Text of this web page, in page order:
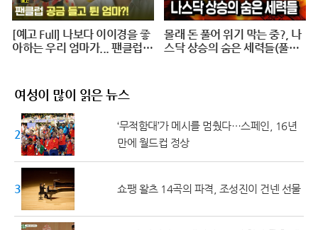
[예고 Full] 나보다 이이경을 좋
아하는 우리 엄마가... 팬클럽
몰래 돈 풀어 위기 막는 중?, 나
스닥 상승의 숨은 세력들(풀버
여성이 많이 읽은 뉴스
20대 ↓
‘무적함대’가 메시를 멈췄다…스페인, 16년
만에 월드컵 정상
30대 쇼팽 왈츠 14곡의 파격, 조성진이 건넨 선물